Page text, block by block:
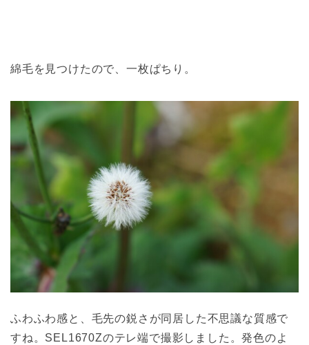
綿毛を見つけたので、一枚ぱちり。
ふわふわ感と、毛先の鋭さが同居した不思議な質感で
すね。SEL1670Zのテレ端で撮影しました。発色のよ